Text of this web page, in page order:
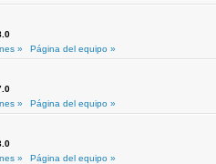
»
Página del equipo »
»
Página del equipo »
»
Página del equipo »